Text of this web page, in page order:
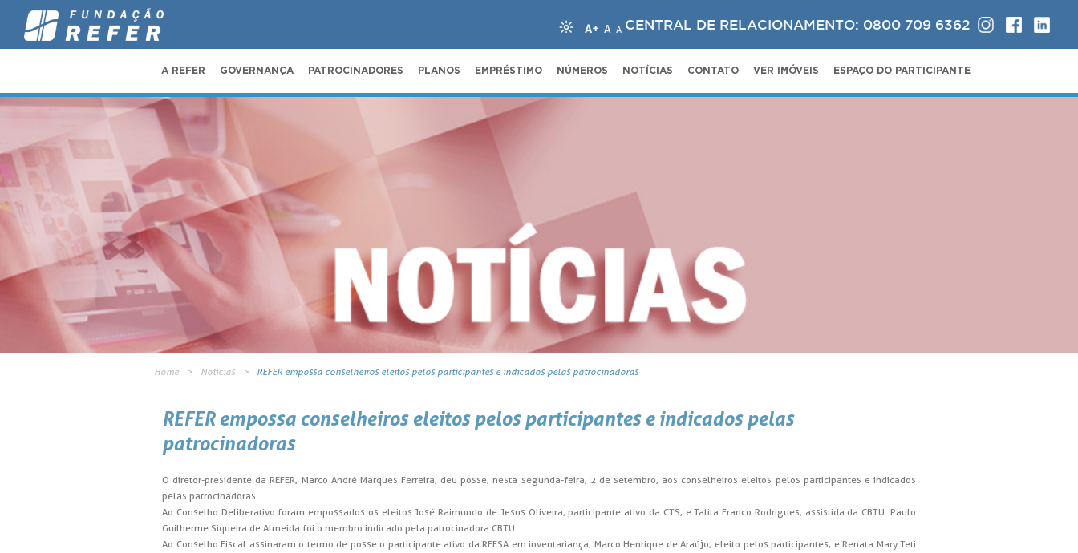
A+ A A-CENTRAL DE RELACIONAMENTO: 0800 709 6362
A REFER GOVERNANÇA PATROCINADORES PLANOS EMPRÉSTIMO NÚMEROS NOTÍCIAS CONTATO VER IMÓVEIS ESPAÇO DO PARTICIPANTE
Home Notícias REFER empossa conselheiros eleitos pelos participantes e indicados pelas patrocinadoras
REFER empossa conselheiros eleitos pelos participantes e indicados pelas
patrocinadoras
O diretor-presidente da REFER, Marco André Marques Ferreira, deu posse, nesta segunda-feira, 2 de setembro, aos conselheiros eleitos pelos participantes e indicados
pelas patrocinadoras.
Ao Conselho Deliberativo foram empossados os eleitos José Raimundo de Jesus Oliveira, participante ativo da CTS; e Talita Franco Rodrigues, assistida da CBTU. Paulo
Guilherme Siqueira de Almeida foi o membro indicado pela patrocinadora CBTU.
Ao Conselho Fiscal assinaram o termo de posse o participante ativo da RFFSA em inventariança, Marco Henrique de Araújo, eleito pelos participantes; e Renata Mary Teti